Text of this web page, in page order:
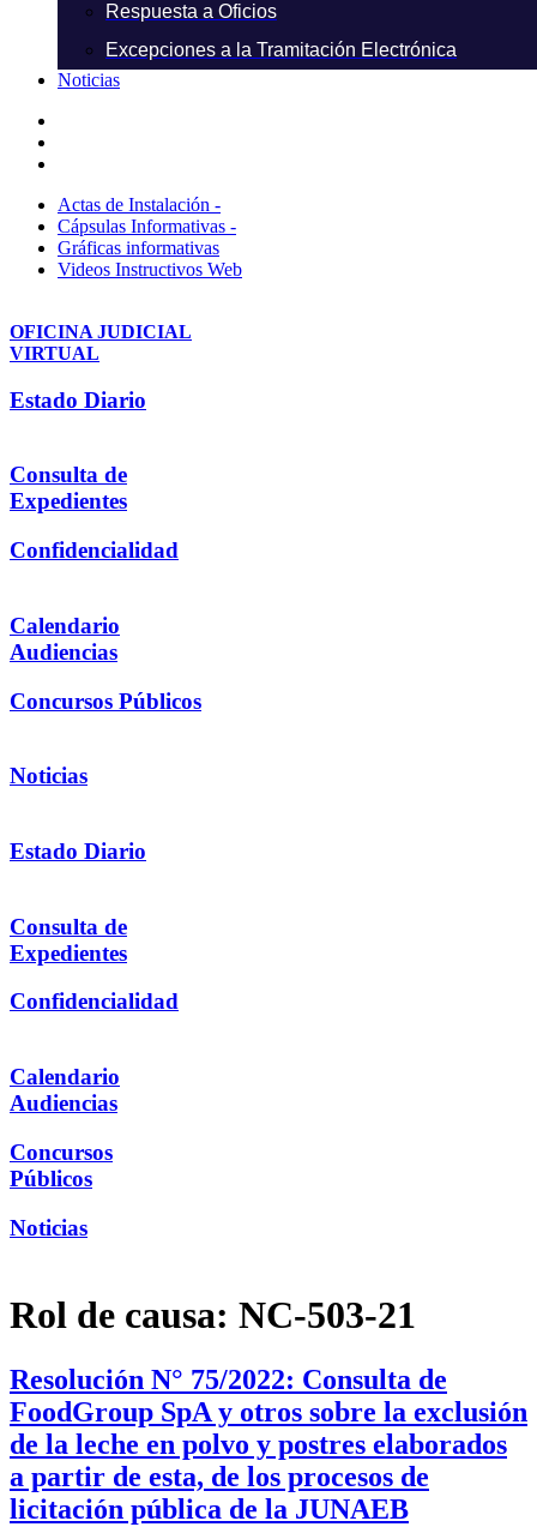
Respuesta a Oficios
Excepciones a la Tramitación Electrónica
Noticias
Actas de Instalación -
Cápsulas Informativas -
Gráficas informativas
Videos Instructivos Web
OFICINA JUDICIAL
VIRTUAL
Estado Diario
Consulta de
Expedientes
Confidencialidad
Calendario
Audiencias
Concursos Públicos
Noticias
Estado Diario
Consulta de
Expedientes
Confidencialidad
Calendario
Audiencias
Concursos
Públicos
Noticias
Rol de causa: NC-503-21
Resolución N° 75/2022: Consulta de
FoodGroup SpA y otros sobre la exclusión
de la leche en polvo y postres elaborados
a partir de esta, de los procesos de
licitación pública de la JUNAEB